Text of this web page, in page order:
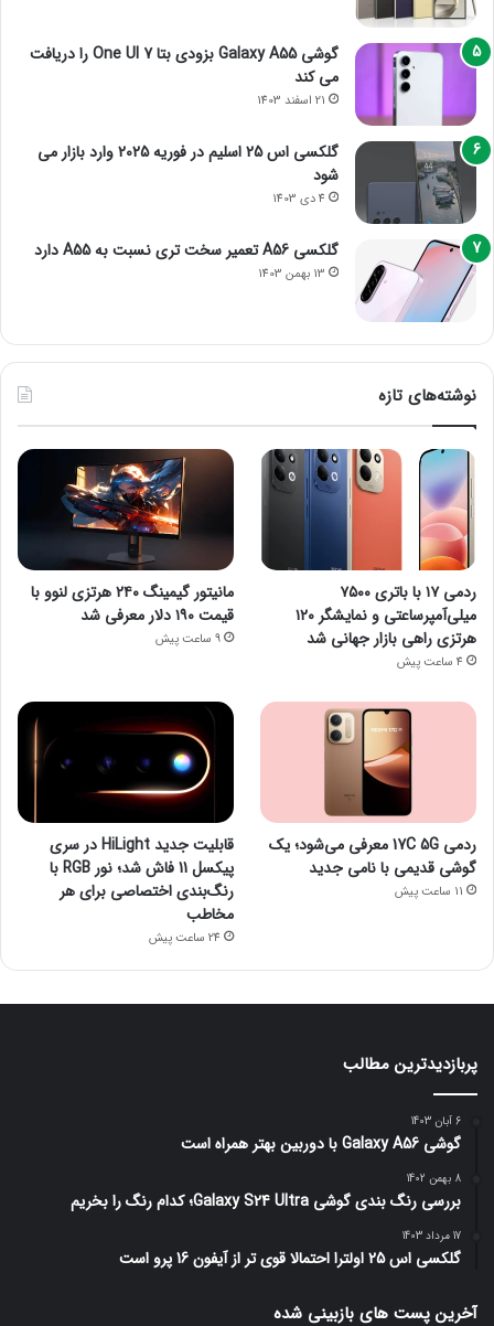
گوشی Galaxy A55 بزودی بتا One UI 7 را دریافت
می کند
21 اسفند 1403
گلکسی اس 25 اسلیم در فوریه 2025 وارد بازار می
شود
4 دی 1403
گلکسی A56 تعمیر سخت تری نسبت به A55 دارد
13 بهمن 1403
نوشته‌های تازه
ردمی ۱۷ با باتری ۷۵۰۰
میلی‌آمپرساعتی و نمایشگر ۱۲۰
هرتزی راهی بازار جهانی شد
4 ساعت پیش
مانیتور گیمینگ ۲۴۰ هرتزی لنوو با
قیمت ۱۹۰ دلار معرفی شد
9 ساعت پیش
ردمی 17C 5G معرفی می‌شود؛ یک
گوشی قدیمی با نامی جدید
11 ساعت پیش
قابلیت جدید HiLight در سری
پیکسل 11 فاش شد؛ نور RGB با
رنگ‌بندی اختصاصی برای هر
مخاطب
24 ساعت پیش
پربازدیدترین مطالب
6 آبان 1403
گوشی Galaxy A56 با دوربین بهتر همراه است
8 بهمن 1402
بررسی رنگ بندی گوشی Galaxy S24 Ultra؛ کدام رنگ را بخریم
17 مرداد 1403
گلکسی اس 25 اولترا احتمالا قوی تر از آیفون 16 پرو است
آخرین پست های بازبینی شده